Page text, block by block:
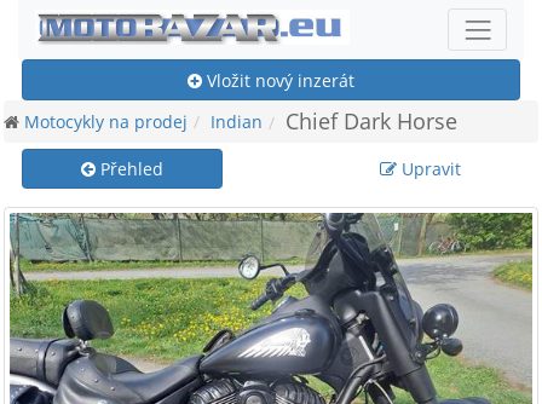
Vložit nový inzerát
Motocykly na prodej
Indian Chief Dark Horse
Přehled Upravit